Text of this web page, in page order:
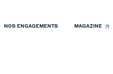
NOS ENGAGEMENTS MAGAZINE